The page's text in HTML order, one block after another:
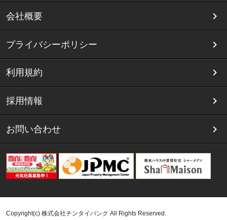
会社概要
プライバシーポリシー
利用規約
採用情報
お問い合わせ
Copyright(c) 株式会社チンタイバンク All Rights Reserved.